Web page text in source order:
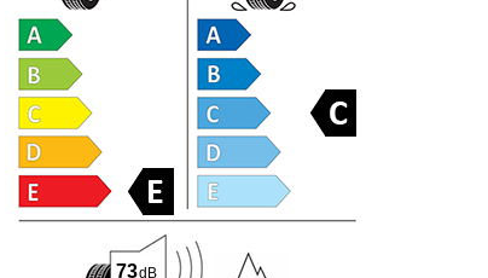
73dB